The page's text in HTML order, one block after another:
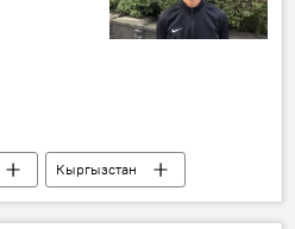
Кыргызстан
Дүйнөдө